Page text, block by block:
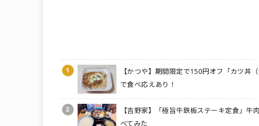
1
【かつや】期間限定で150円オフ「カツ丼
で食べ応えあり！
2
【吉野家】「極旨牛鉄板ステーキ定食」
べてみた